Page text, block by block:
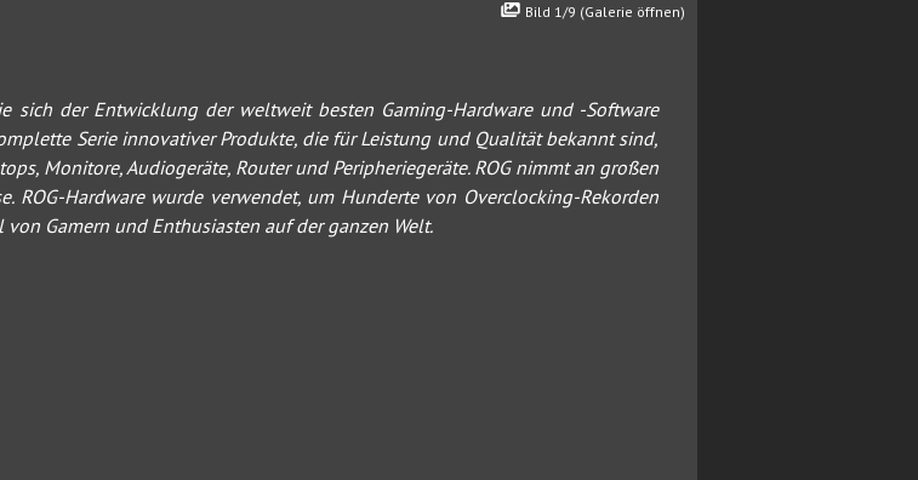
Bild 1/9 (Galerie öffnen)
sich der Entwicklung der weltweit besten Gaming-Hardware und -Software
Serie innovativer Produkte, die für Leistung und Qualität bekannt sind,
Monitore, Audiogeräte, Router und Peripheriegeräte. ROG nimmt an großen
ROG-Hardware wurde verwendet, um Hunderte von Overclocking-Rekorden
Gamern und Enthusiasten auf der ganzen Welt.